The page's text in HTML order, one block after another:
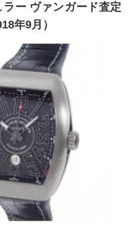
ー ヴァンガード査定
年9月）